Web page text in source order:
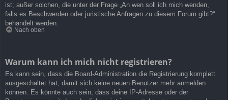
ist; außer solchen, die unter der Frage „An wen soll ich mich wenden,
falls es Beschwerden oder juristische Anfragen zu diesem Forum gibt?“
behandelt werden.
Nach oben
Warum kann ich mich nicht registrieren?
Es kann sein, dass die Board-Administration die Registrierung komplett
ausgeschaltet hat, damit sich keine neuen Benutzer mehr anmelden
können. Es könnte auch sein, dass deine IP-Adresse oder der